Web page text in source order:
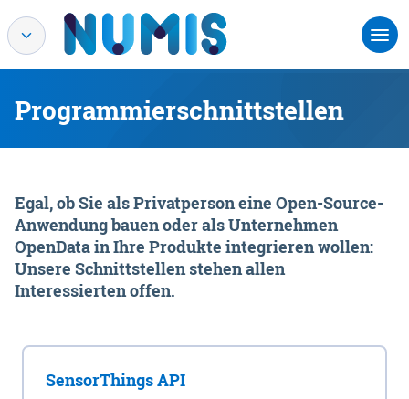
Programmierschnittstellen
Egal, ob Sie als Privatperson eine Open-Source-
Anwendung bauen oder als Unternehmen
OpenData in Ihre Produkte integrieren wollen:
Unsere Schnittstellen stehen allen
Interessierten offen.
SensorThings API